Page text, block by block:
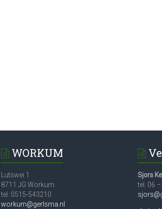
WORKUM
Lutswei 1
8711 JG Workum
tel: 0515-543210
workum@gerlsma.nl
Sjors
tel. 06